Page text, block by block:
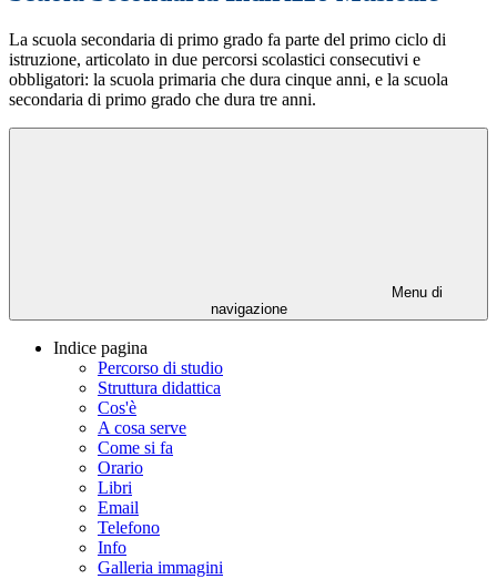
La scuola secondaria di primo grado fa parte del primo ciclo di
istruzione, articolato in due percorsi scolastici consecutivi e
obbligatori: la scuola primaria che dura cinque anni, e la scuola
secondaria di primo grado che dura tre anni.
Menu di
navigazione
Indice pagina
Percorso di studio
Struttura didattica
Cos'è
A cosa serve
Come si fa
Orario
Libri
Email
Telefono
Info
Galleria immagini